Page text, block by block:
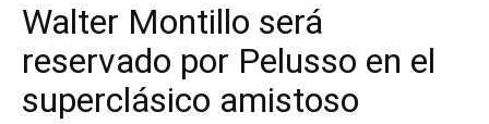
Walter Montillo será
reservado por Pelusso en el
superclásico amistoso